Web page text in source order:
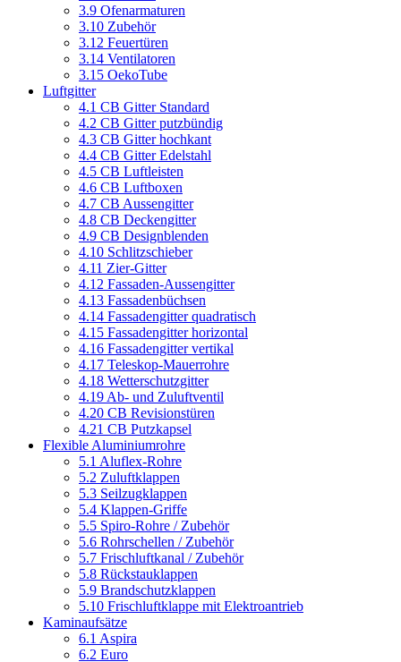
3.9 Ofenarmaturen
3.10 Zubehör
3.12 Feuertüren
3.14 Ventilatoren
3.15 OekoTube
Luftgitter
4.1 CB Gitter Standard
4.2 CB Gitter putzbündig
4.3 CB Gitter hochkant
4.4 CB Gitter Edelstahl
4.5 CB Luftleisten
4.6 CB Luftboxen
4.7 CB Aussengitter
4.8 CB Deckengitter
4.9 CB Designblenden
4.10 Schlitzschieber
4.11 Zier-Gitter
4.12 Fassaden-Aussengitter
4.13 Fassadenbüchsen
4.14 Fassadengitter quadratisch
4.15 Fassadengitter horizontal
4.16 Fassadengitter vertikal
4.17 Teleskop-Mauerrohre
4.18 Wetterschutzgitter
4.19 Ab- und Zuluftventil
4.20 CB Revisionstüren
4.21 CB Putzkapsel
Flexible Aluminiumrohre
5.1 Aluflex-Rohre
5.2 Zuluftklappen
5.3 Seilzugklappen
5.4 Klappen-Griffe
5.5 Spiro-Rohre / Zubehör
5.6 Rohrschellen / Zubehör
5.7 Frischluftkanal / Zubehör
5.8 Rückstauklappen
5.9 Brandschutzklappen
5.10 Frischluftklappe mit Elektroantrieb
Kaminaufsätze
6.1 Aspira
6.2 Euro